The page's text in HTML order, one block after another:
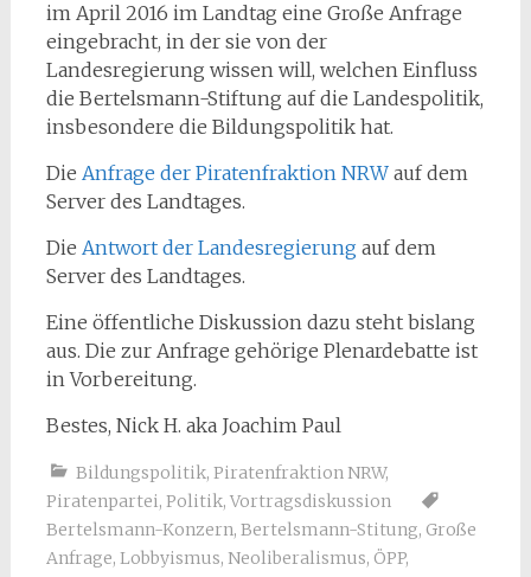
im April 2016 im Landtag eine Große Anfrage
eingebracht, in der sie von der
Landesregierung wissen will, welchen Einfluss
die Bertelsmann-Stiftung auf die Landespolitik,
insbesondere die Bildungspolitik hat.
Die Anfrage der Piratenfraktion NRWauf dem
Server des Landtages.
Die Antwort der Landesregierung auf dem
Server des Landtages.
Eine öffentliche Diskussion dazu steht bislang
aus. Die zur Anfrage gehörige Plenardebatte ist
in Vorbereitung.
Bestes, Nick H. aka Joachim Paul
Bildungspolitik, Piratenfraktion NRW,
Piratenpartei, Politik, Vortragsdiskussion
Bertelsmann-Konzern, Bertelsmann-Stitung, Große
Anfrage, Lobbyismus, Neoliberalismus, ÖPP,